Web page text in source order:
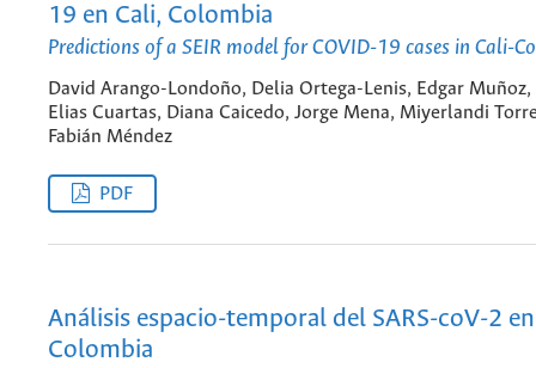
19 en Cali, Colombia
Predictions of a SEIR model for COVID-19 cases in Cali-
David Arango-Londoño, Delia Ortega-Lenis, Edgar
Elias Cuartas, Diana Caicedo, Jorge Mena, Miyerlandi
Fabián Méndez
PDF
Análisis espacio-temporal del SARS-coV-2
Colombia